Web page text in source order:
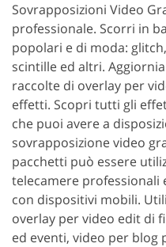
Sovrapposizioni Video
professionale. Scorri in
popolari e di moda:
scintille ed altri.
raccolte di overlay per
effetti. Scopri tutti gli
che puoi avere a
sovrapposizione video
pacchetti può essere
telecamere professionali
con dispositivi mobili.
overlay per video edit di
ed eventi, video per blog